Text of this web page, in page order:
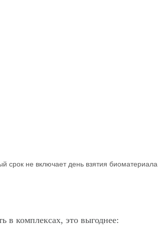
срок не включает день взятия биоматериала
в комплексах, это выгоднее: